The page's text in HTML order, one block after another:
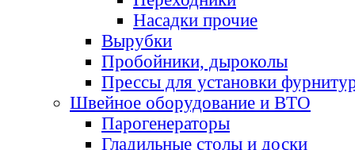
Насадки прочие
Вырубки
Пробойники, дыроколы
Прессы для установки
Швейное оборудование и ВТО
Парогенераторы
Гладильные столы и доски